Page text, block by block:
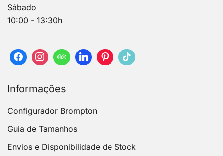
Sábado
10:00 - 13:30h
Informações
Configurador Brompton
Guia de Tamanhos
Envios e Disponibilidade de Stock